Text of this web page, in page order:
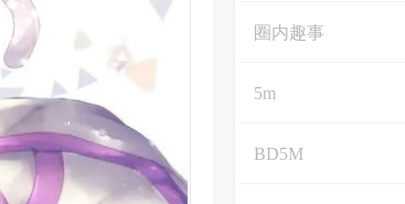
圈内趣事
5m
BD5M